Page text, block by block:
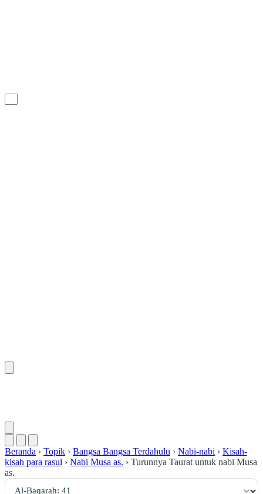
Beranda › Topik › Bangsa Bangsa Terdahulu › Nabi-nabi › Kisah-
kisah para rasul › Nabi Musa as. › Turunnya Taurat untuk nabi Musa
as.